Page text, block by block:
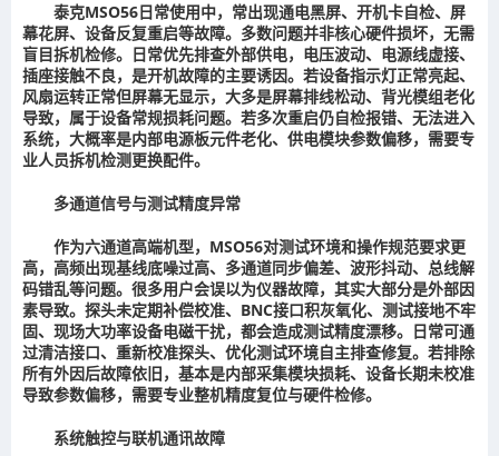
泰克MSO56日常使用中，常出现通电黑屏、开机卡自检、屏
幕花屏、设备反复重启等故障。多数问题并非核心硬件损坏，无需
盲目拆机检修。日常优先排查外部供电，电压波动、电源线虚接、
插座接触不良，是开机故障的主要诱因。若设备指示灯正常亮起、
风扇运转正常但屏幕无显示，大多是屏幕排线松动、背光模组老化
导致，属于设备常规损耗问题。若多次重启仍自检报错、无法进入
系统，大概率是内部电源板元件老化、供电模块参数偏移，需要专
业人员拆机检测更换配件。
多通道信号与测试精度异常
作为六通道高端机型，MSO56对测试环境和操作规范要求更
高，高频出现基线底噪过高、多通道同步偏差、波形抖动、总线解
码错乱等问题。很多用户会误以为仪器故障，其实大部分是外部因
素导致。探头未定期补偿校准、BNC接口积灰氧化、测试接地不牢
固、现场大功率设备电磁干扰，都会造成测试精度漂移。日常可通
过清洁接口、重新校准探头、优化测试环境自主排查修复。若排除
所有外因后故障依旧，基本是内部采集模块损耗、设备长期未校准
导致参数偏移，需要专业整机精度复位与硬件检修。
系统触控与联机通讯故障